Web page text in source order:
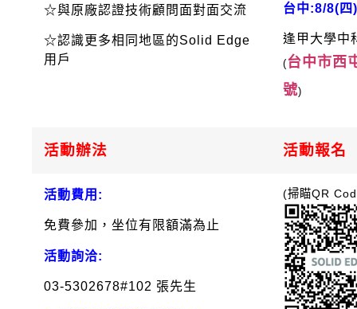
☆與原廠認證技術顧問面對面交流
☆認識更多相同地區的Solid Edge
用戶
台中:8/8(
逢甲大學中
(台中市西
號)
活動辦法 活動報名
活動費用:
免費參加，坐位有限額滿為止
活動詢洽:
03-5302678#102 張先生
(掃瞄QR